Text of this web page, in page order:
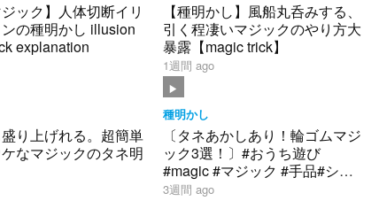
ジック】人体切断イリ
の種明かし illusion
explanation
【種明かし】風船丸呑みする、
引く程凄いマジックのやり方大
暴露【magic trick】
1週間 ago
り上げれる。超簡単
なマジックのタネ明
種明かし
〔タネあかしあり！輪ゴムマジ
ック3選！〕#おうち遊び
#magic #マジック #手品#ショ
ート
3週間 ago